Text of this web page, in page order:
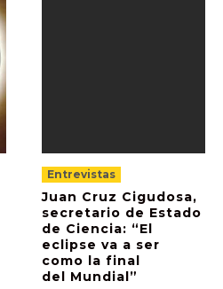
Entrevistas
Juan Cruz Cigudosa,
secretario de Estado
de Ciencia: “El
eclipse va a ser
como la final
del Mundial”